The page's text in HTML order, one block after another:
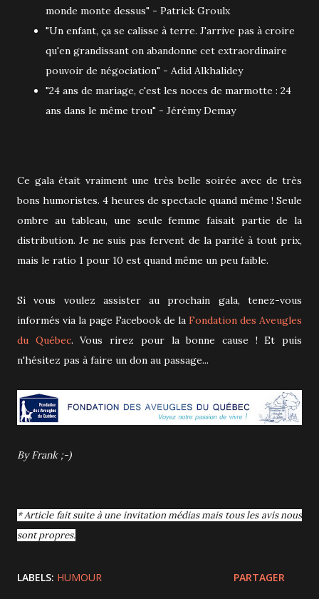
monde monte dessus" - Patrick Groulx
"Un enfant, ça se calisse à terre. J'arrive pas à croire
qu'en grandissant on abandonne cet extraordinaire
pouvoir de négociation" - Adid Alkhalidey
"24 ans de mariage, c'est les noces de marmotte : 24
ans dans le même trou" - Jérémy Demay
Ce gala était vraiment une très belle soirée avec de très
bons humoristes. 4 heures de spectacle quand même ! Seule
ombre au tableau, une seule femme faisait partie de la
distribution. Je ne suis pas fervent de la parité à tout prix,
mais le ratio 1 pour 10 est quand même un peu faible.
Si vous voulez assister au prochain gala, tenez-vous
informés via la page Facebook de la Fondation des Aveugles
du Québec. Vous rirez pour la bonne cause ! Et puis
n'hésitez pas à faire un don au passage...
By Frank ;-)
* Article fait suite à une invitation médias mais tous les avis nous
sont propres.
LABELS: HUMOUR PARTAGER